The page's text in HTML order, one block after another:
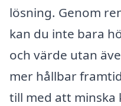
lösning. Genom
kan du inte bara
och värde utan
mer hållbar
till med att minska